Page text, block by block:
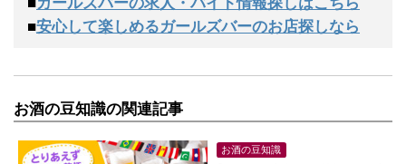
■ガールズバーの求人・バイト情報探しはこちら
■安心して楽しめるガールズバーのお店探しなら
お酒の豆知識の関連記事
お酒の豆知識